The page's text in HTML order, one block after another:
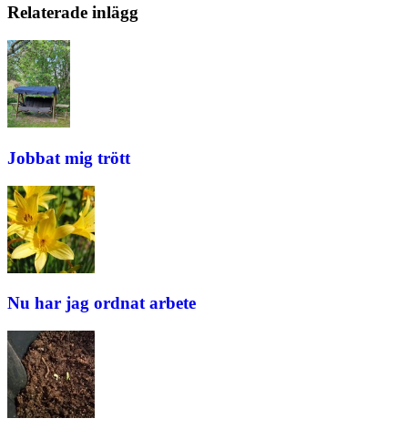
Relaterade inlägg
Jobbat mig trött
Nu har jag ordnat arbete